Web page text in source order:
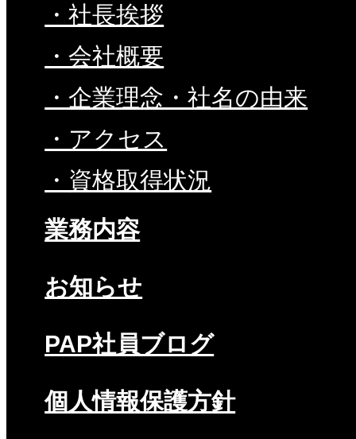
・社長挨拶
・会社概要
・企業理念・社名の由来
・アクセス
・資格取得状況
業務内容
お知らせ
PAP社員ブログ
個人情報保護方針